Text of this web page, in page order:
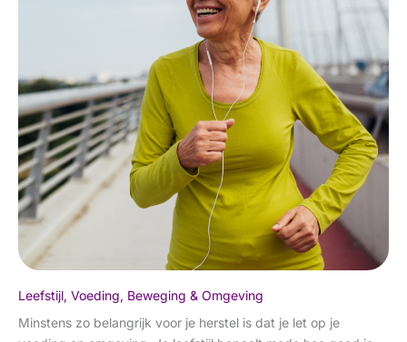
Leefstijl, Voeding, Beweging & Omgeving
Minstens zo belangrijk voor je herstel is dat je let op je